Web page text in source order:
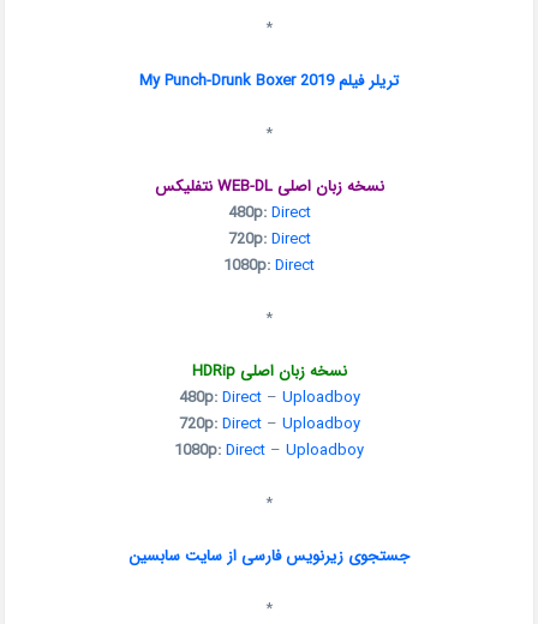
*
تریلر فیلم My Punch-Drunk Boxer 2019
*
نسخه زبان اصلی WEB-DL نتفلیکس
480p: Direct
720p: Direct
1080p:Direct
*
نسخه زبان اصلی HDRip
480p: Direct– Uploadboy
720p: Direct– Uploadboy
1080p:Direct – Uploadboy
*
جستجوی زیرنویس فارسی از سایت سابسین
*